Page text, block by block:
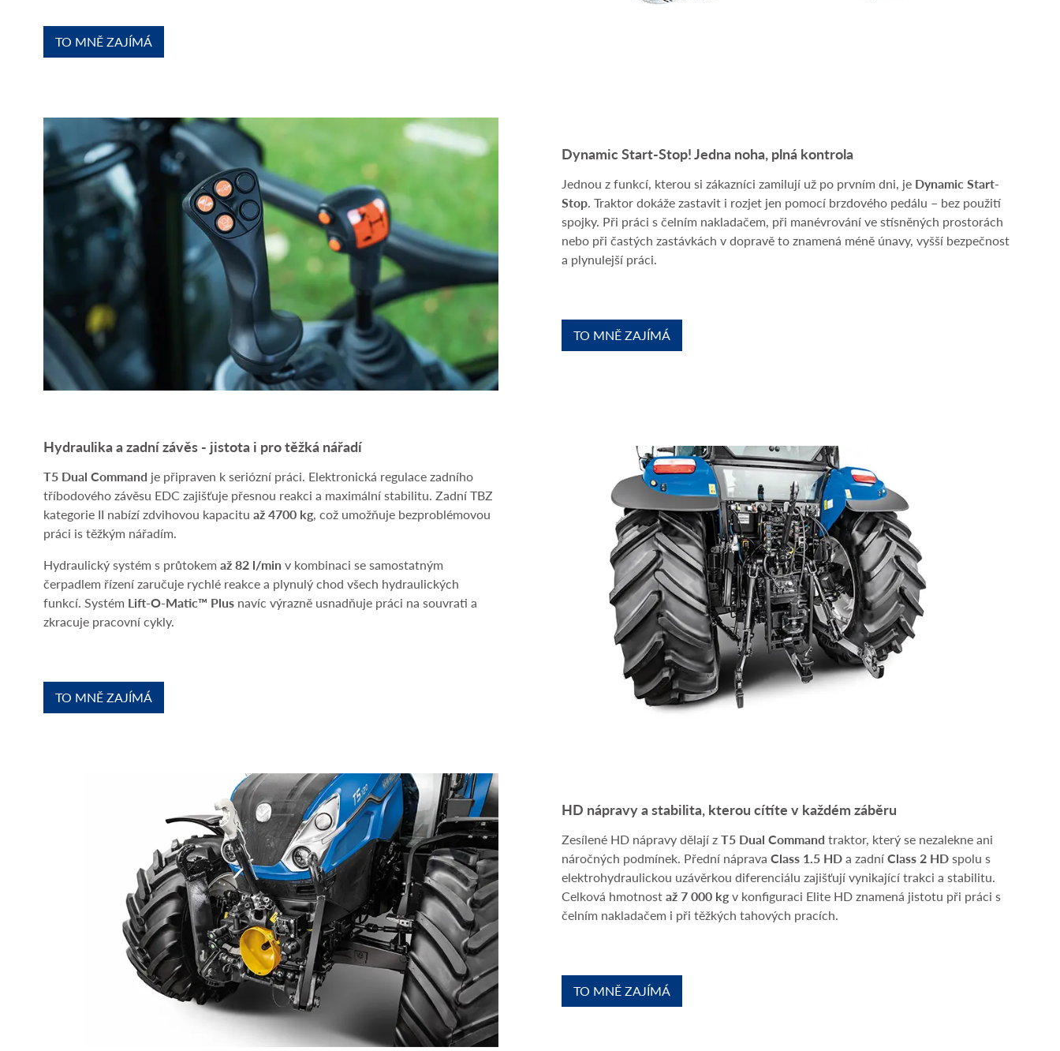
TO MNĚ ZAJÍMÁ
Dynamic Start-Stop! Jedna noha, plná kontrola
Jednou z funkcí, kterou si zákazníci zamilují už po prvním dni, je Dynamic Start-
Stop. Traktor dokáže zastavit i rozjet jen pomocí brzdového pedálu – bez použití
spojky. Při práci s čelním nakladačem, při manévrování ve stísněných prostorách
nebo při častých zastávkách v dopravě to znamená méně únavy, vyšší bezpečnost
a plynulejší práci.
TO MNĚ ZAJÍMÁ
Hydraulika a zadní závěs - jistota i pro těžká nářadí
T5 Dual Command je připraven k seriózní práci. Elektronická regulace zadního
tříbodového závěsu EDC zajišťuje přesnou reakci a maximální stabilitu. Zadní TBZ
kategorie II nabízí zdvihovou kapacitu až 4700 kg, což umožňuje bezproblémovou
práci is těžkým nářadím.
Hydraulický systém s průtokem až 82 l/min v kombinaci se samostatným
čerpadlem řízení zaručuje rychlé reakce a plynulý chod všech hydraulických
funkcí. Systém Lift-O-Matic™ Plus navíc výrazně usnadňuje práci na souvrati a
zkracuje pracovní cykly.
TO MNĚ ZAJÍMÁ
HD nápravy a stabilita, kterou cítíte v každém záběru
Zesílené HD nápravy dělají zT5 Dual Command traktor, který se nezalekne ani
náročných podmínek. Přední náprava Class 1.5 HDa zadníClass 2 HDspolu s
elektrohydraulickou uzávěrkou diferenciálu zajišťují vynikající trakci a stabilitu.
Celková hmotnostaž 7 000 kgv konfiguraci Elite HD znamená jistotu při práci s
čelním nakladačem i při těžkých tahových pracích.
TO MNĚ ZAJÍMÁ